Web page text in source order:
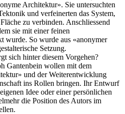
Architektur». Sie untersuchten
und verfeinerten das System,
zu verbinden. Anschliessend
sie mit einer feinen
wurde. So wurde aus «anonymer
Setzung.
sich hinter diesem Vorgehen?
Gantenbein wollen mit dem
und der Weiterentwicklung
ins Rollen bringen. Ihr Entwurf
Idee oder einer persönlichen
die Position des Autors im